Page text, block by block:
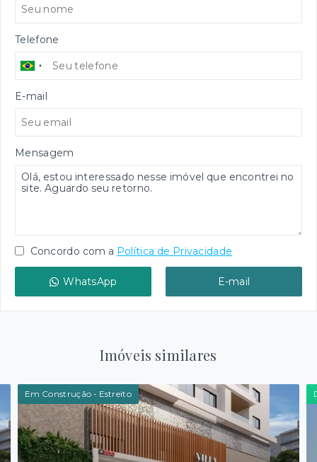
Telefone
E-mail
Mensagem
Concordo com a Política de Privacidade
WhatsApp E-mail
Imóveis similares
Em Construção - Estreito